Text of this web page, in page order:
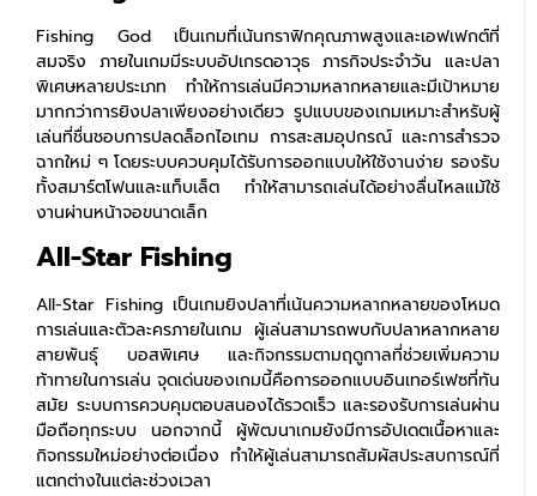
Fishing God เป็นเกมที่เน้นกราฟิกคุณภาพสูงและเอฟเฟกต์ที่
สมจริง ภายในเกมมีระบบอัปเกรดอาวุธ ภารกิจประจำวัน และปลา
พิเศษหลายประเภท ทำให้การเล่นมีความหลากหลายและมีเป้าหมาย
มากกว่าการยิงปลาเพียงอย่างเดียว รูปแบบของเกมเหมาะสำหรับผู้
เล่นที่ชื่นชอบการปลดล็อกไอเทม การสะสมอุปกรณ์ และการสำรวจ
ฉากใหม่ ๆ โดยระบบควบคุมได้รับการออกแบบให้ใช้งานง่าย รองรับ
ทั้งสมาร์ตโฟนและแท็บเล็ต ทำให้สามารถเล่นได้อย่างลื่นไหลแม้ใช้
งานผ่านหน้าจอขนาดเล็ก
All-Star Fishing
All-Star Fishing เป็นเกมยิงปลาที่เน้นความหลากหลายของโหมด
การเล่นและตัวละครภายในเกม ผู้เล่นสามารถพบกับปลาหลากหลาย
สายพันธุ์ บอสพิเศษ และกิจกรรมตามฤดูกาลที่ช่วยเพิ่มความ
ท้าทายในการเล่น จุดเด่นของเกมนี้คือการออกแบบอินเทอร์เฟซที่ทัน
สมัย ระบบการควบคุมตอบสนองได้รวดเร็ว และรองรับการเล่นผ่าน
มือถือทุกระบบ นอกจากนี้ ผู้พัฒนาเกมยังมีการอัปเดตเนื้อหาและ
กิจกรรมใหม่อย่างต่อเนื่อง ทำให้ผู้เล่นสามารถสัมผัสประสบการณ์ที่
แตกต่างในแต่ละช่วงเวลา